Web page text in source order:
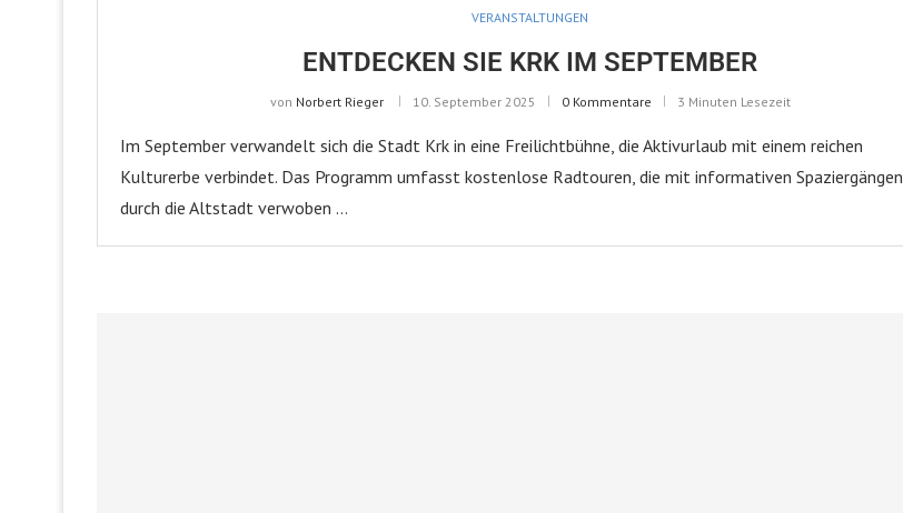
VERANSTALTUNGEN
ENTDECKEN SIE KRK IM SEPTEMBER
von Norbert Rieger 10. September 2025 0 Kommentare 3 Minuten Lesezeit
Im September verwandelt sich die Stadt Krk in eine Freilichtbühne, die Aktivurlaub mit einem reichen
Kulturerbe verbindet. Das Programm umfasst kostenlose Radtouren, die mit informativen Spaziergängen
durch die Altstadt verwoben …